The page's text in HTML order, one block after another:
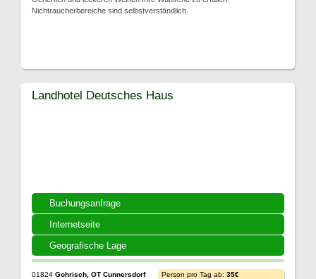
Nichtraucherbereiche sind selbstverständlich.
Buchungsanfrage
Internetseite
Geografische Lage
Landhotel Deutsches Haus
01824 Gohrisch, OT Cunnersdorf
Person pro Tag ab: 35€